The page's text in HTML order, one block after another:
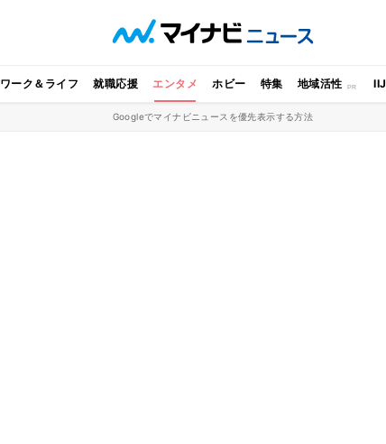
ワーク＆ライフ 就職応援 エンタメ ホビー 特集 地域活性 IIJ
Googleでマイナビニュースを優先表示する方法